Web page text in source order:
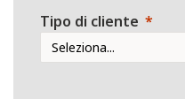
Tipo di cliente